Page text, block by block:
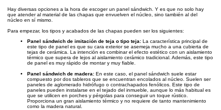
Hay diversas opciones a la hora de escoger un panel sándwich. Y es que no solo hay
que atender al material de las chapas que envuelven el núcleo, sino también al del
núcleo en sí mismo.
Para empezar, los tipos y acabados de las chapas pueden ser los siguientes:
Panel sándwich de imitación de teja o tipo teja: La característica principal de
este tipo de panel es que su cara exterior se asemeja mucho a una cubierta de
tejas de cerámica. La intención es combinar el efecto estético con un aislamiento
térmico que supera de lejos al aislamiento cerámico tradicional. Además, este tipo
de panel es muy rápido de montar y muy fiable.
Panel sándwich de madera: En este caso, el panel sándwich suele estar
compuesto por dos tableros que se encuentran encolados al núcleo. Suelen ser
paneles de aglomerado hidrófugo o contrachapados fenólicos. Este tipo de
paneles pueden instalarse en el tejado del inmueble, aunque lo más habitual es
que se utilicen en porches y pérgolas para conseguir un toque rústico.
Proporciona un gran aislamiento térmico y no requiere de tanto mantenimiento
como la madera natural.